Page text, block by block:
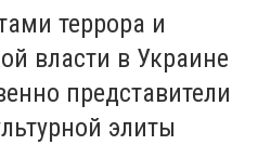
террора и
власти в Украине
представители
элиты